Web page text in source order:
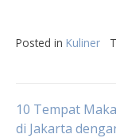
Posted in Kuliner
Post
10 Tempat
di Jakarta